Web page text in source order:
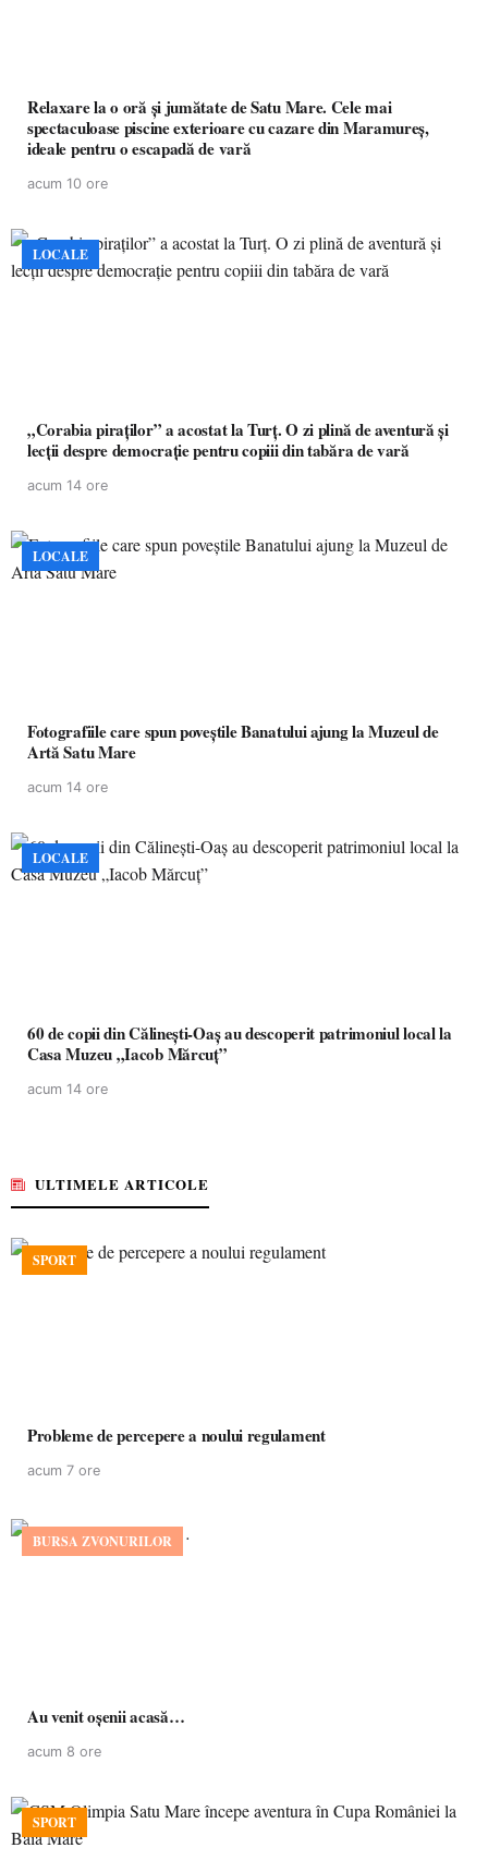
Relaxare la o oră și jumătate de Satu Mare. Cele mai
spectaculoase piscine exterioare cu cazare din Maramureș,
ideale pentru o escapadă de vară
acum 10 ore
LOCALE
„Corabia piraților” a acostat la Turț. O zi plină de aventură și
lecții despre democrație pentru copiii din tabăra de vară
acum 14 ore
LOCALE
Fotografiile care spun poveștile Banatului ajung la Muzeul de
Artă Satu Mare
acum 14 ore
LOCALE
60 de copii din Călinești-Oaș au descoperit patrimoniul local la
Casa Muzeu „Iacob Mărcuț”
acum 14 ore
ULTIMELE ARTICOLE
SPORT
Probleme de percepere a noului regulament
acum 7 ore
BURSA ZVONURILOR
Au venit oșenii acasă…
acum 8 ore
SPORT